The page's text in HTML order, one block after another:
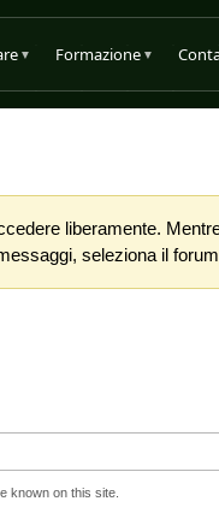
▼ Formazione ▼
liberamente.
seleziona il
known on this site.